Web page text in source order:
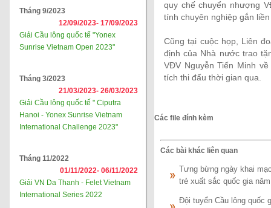
Tháng 9/2023
12/09/2023- 17/09/2023
Giải Cầu lông quốc tế "Yonex
Sunrise Vietnam Open 2023"
Tháng 3/2023
21/03/2023- 26/03/2023
Giải Cầu lông quốc tế " Ciputra
Hanoi - Yonex Sunrise Vietnam
International Challenge 2023"
Tháng 11/2022
01/11/2022- 06/11/2022
Giải VN Da Thanh - Felet Vietnam
International Series 2022
quy chế chuyển nhượng
tính chuyên nghiệp gắn
Cũng tại cuộc họp, Liên
định của Nhà nước trao
VĐV Nguyễn Tiến Minh
tích thi đấu thời gian qua.
Các file đính kèm
Các bài khác liên quan
Tưng bừng ngày khai
trẻ xuất sắc quốc gia
Đội tuyển Cầu lông quốc